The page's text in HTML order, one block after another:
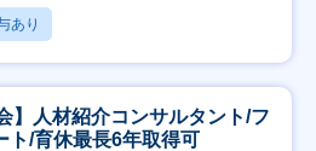
あり
】人材紹介コンサルタント/フ
ト/育休最長6年取得可